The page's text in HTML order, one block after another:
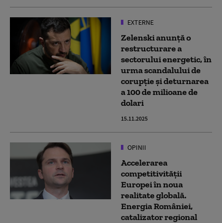
EXTERNE
Zelenski anunţă o
restructurare a
sectorului energetic, în
urma scandalului de
corupţie și deturnarea
a 100 de milioane de
dolari
15.11.2025
OPINII
Accelerarea
competitivității
Europei în noua
realitate globală.
Energia României,
catalizator regional